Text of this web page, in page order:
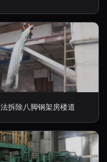
拆除八脚钢架房楼道